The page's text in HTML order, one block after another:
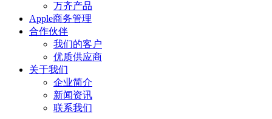
万齐产品
Apple商务管理
合作伙伴
我们的客户
优质供应商
关于我们
企业简介
新闻资讯
联系我们